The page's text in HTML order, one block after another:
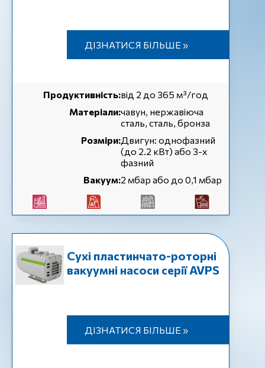
ДІЗНАТИСЯ БІЛЬШЕ »
Продуктивність:від 2 до 365 м³/год
Матеріали:чавун, нержавіюча
сталь, сталь, бронза
Розміри:Двигун: однофазний
(до 2.2 кВт) або 3-х
фазний
Вакуум:2 мбар або до 0,1 мбар
Сухі пластинчато-роторні
вакуумні насоси серії AVPS
ДІЗНАТИСЯ БІЛЬШЕ »